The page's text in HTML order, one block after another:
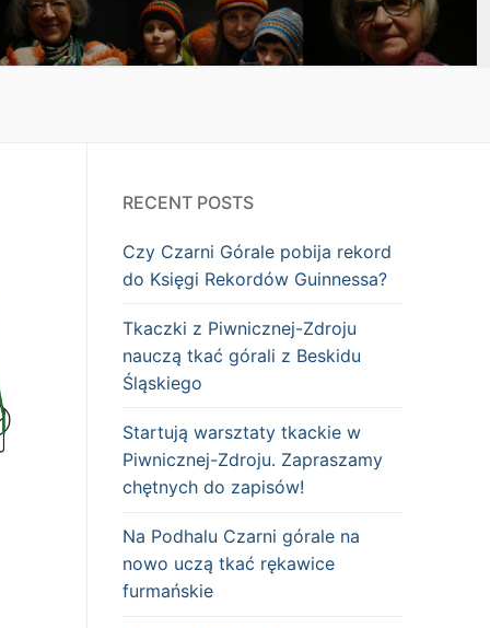
RECENT POSTS
Czy Czarni Górale pobija rekord
do Księgi Rekordów Guinnessa?
Tkaczki z Piwnicznej-Zdroju
nauczą tkać górali z Beskidu
Śląskiego
Startują warsztaty tkackie w
Piwnicznej-Zdroju. Zapraszamy
chętnych do zapisów!
Na Podhalu Czarni górale na
nowo uczą tkać rękawice
furmańskie